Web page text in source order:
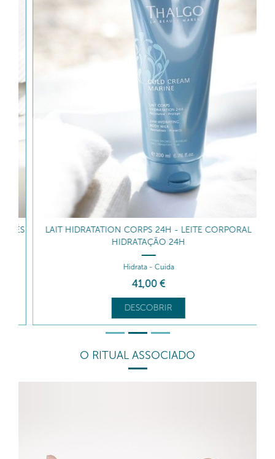
LAIT HIDRATATION CORPS 24H - LEITE CORPORAL
HIDRATAÇÃO 24H
Hidrata - Cuida
,00 €
DESCOBRIR
O RITUAL ASSOCIADO